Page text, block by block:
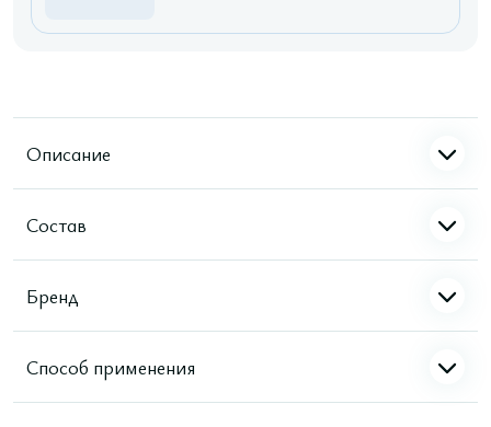
Описание
Состав
Бренд
Способ применения